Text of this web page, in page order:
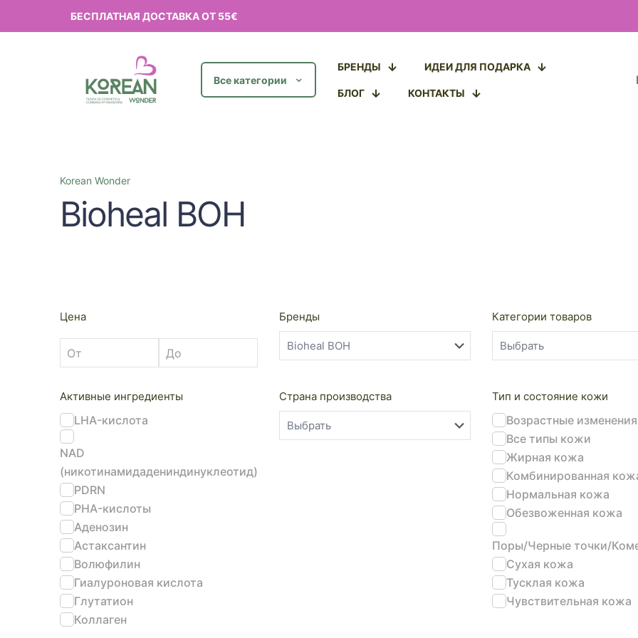
БЕСПЛАТНАЯ ДОСТАВКА ОТ 55€
Все категории
БРЕНДЫ ИДЕИ ДЛЯ ПОДАРКА
БЛОГ КОНТАКТЫ
Korean Wonder
Bioheal BOH
Цена Бренды Категории товаров
Активные ингредиенты
LHA-кислота
NAD
(никотинамидадениндинуклеотид)
PDRN
PHA-кислоты
Аденозин
Астаксантин
Волюфилин
Гиалуроновая кислота
Глутатион
Коллаген
Страна производства Тип и состояние кожи
Возрастные изменения
Все типы кожи
Жирная кожа
Комбинированная
Нормальная кожа
Обезвоженная кожа
Поры/Черные точки/
Сухая кожа
Тусклая кожа
Чувствительная кожа